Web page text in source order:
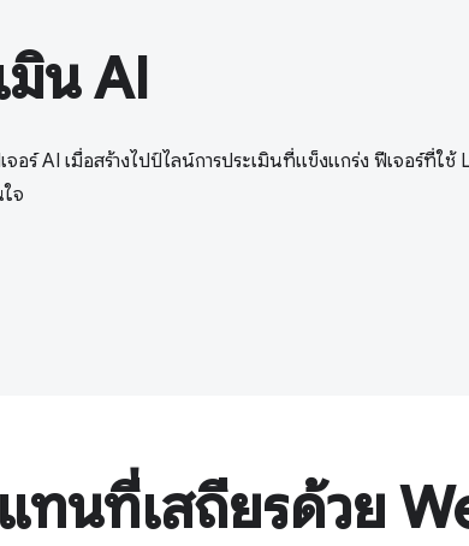
มิน AI
อร์ AI เมื่อสร้างไปป์ไลน์การประเมินที่แข็งแกร่ง ฟีเจอร์ที่ใช้
จ
ทนที่เสถียรด้วย